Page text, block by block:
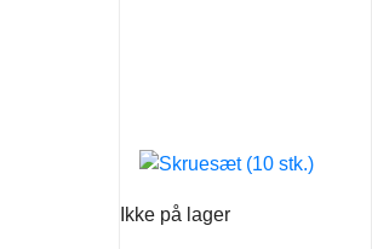
Ikke på lager